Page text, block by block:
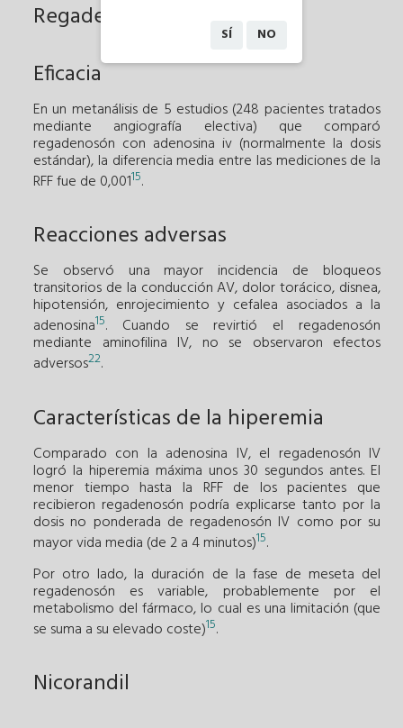
Regadenosón
Eficacia
En un metanálisis de 5 estudios (248 pacientes tratados
mediante angiografía electiva) que comparó
regadenosón con adenosina iv (normalmente la dosis
estándar), la diferencia media entre las mediciones de la
RFF fue de 0,00115.
Reacciones adversas
Se observó una mayor incidencia de bloqueos
transitorios de la conducción AV, dolor torácico, disnea,
hipotensión, enrojecimiento y cefalea asociados a la
adenosina15. Cuando se revirtió el regadenosón
mediante aminofilina IV, no se observaron efectos
adversos22.
Características de la hiperemia
Comparado con la adenosina IV, el regadenosón IV
logró la hiperemia máxima unos 30 segundos antes. El
menor tiempo hasta la RFF de los pacientes que
recibieron regadenosón podría explicarse tanto por la
dosis no ponderada de regadenosón IV como por su
mayor vida media (de 2 a 4 minutos)15.
Por otro lado, la duración de la fase de meseta del
regadenosón es variable, probablemente por el
metabolismo del fármaco, lo cual es una limitación (que
se suma a su elevado coste)15.
Nicorandil
SÍ NO